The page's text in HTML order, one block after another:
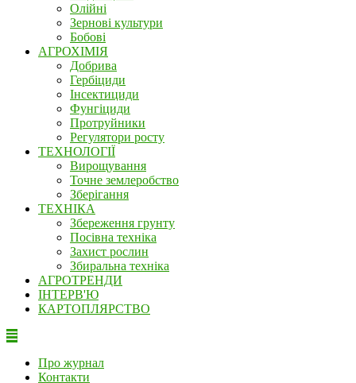
Олійні
Зернові культури
Бобові
АГРОХІМІЯ
Добрива
Гербіциди
Інсектициди
Фунгіциди
Протруйники
Регулятори росту
ТЕХНОЛОГІЇ
Вирощування
Точне землеробство
Зберігання
ТЕХНІКА
Збереження грунту
Посівна техніка
Захист рослин
Збиральна техніка
АГРОТРЕНДИ
ІНТЕРВ'Ю
КАРТОПЛЯРСТВО
Про журнал
Контакти